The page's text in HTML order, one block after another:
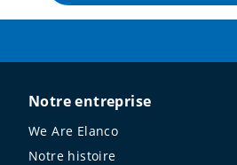
Notre entreprise
We Are Elanco
Notre histoire